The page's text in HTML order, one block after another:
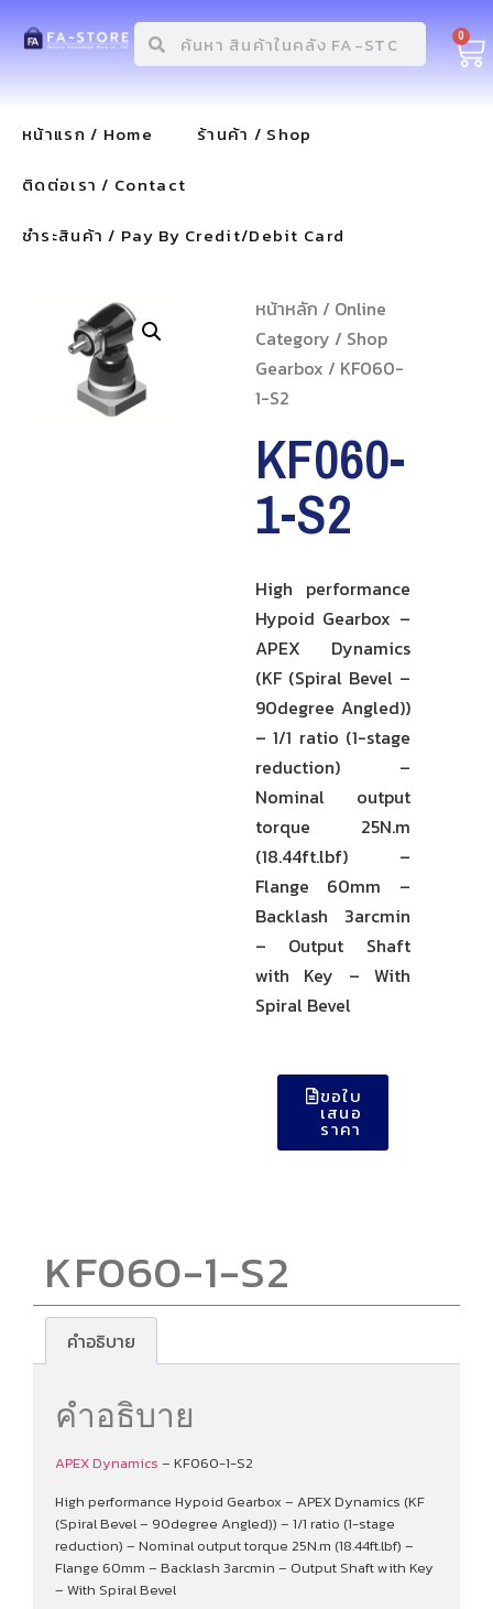
0
หน้าแรก / Home
ร้านค้า / Shop
ติดต่อเรา / Contact
ชำระสินค้า / Pay By Credit/Debit Card
หน้าหลัก / Online
Category / Shop
Gearbox / KF060-
1-S2
KF060-
1-S2
High performance
Hypoid Gearbox –
APEX Dynamics
(KF (Spiral Bevel –
90degree Angled))
– 1/1 ratio (1-stage
reduction) –
Nominal output
torque 25N.m
(18.44ft.lbf) –
Flange 60mm –
Backlash 3arcmin
– Output Shaft
with Key – With
Spiral Bevel
ขอใบ
เสนอ
ราคา
KF060-1-S2
คำอธิบาย
คำอธิบาย
APEX Dynamics – KF060-1-S2
High performance Hypoid Gearbox – APEX Dynamics (KF
(Spiral Bevel – 90degree Angled)) – 1/1 ratio (1-stage
reduction) – Nominal output torque 25N.m (18.44ft.lbf) –
Flange 60mm – Backlash 3arcmin – Output Shaft with Key
– With Spiral Bevel